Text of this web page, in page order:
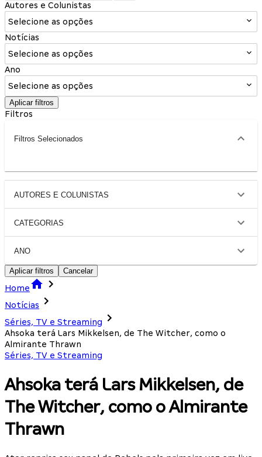
Autores e Colunistas
Selecione as opções
Notícias
Selecione as opções
Ano
Selecione as opções
Aplicar filtros
Filtros
Filtros Selecionados
AUTORES E COLUNISTAS
CATEGORIAS
ANO
Aplicar filtros Cancelar
Home
Notícias
Séries, TV e Streaming
Ahsoka terá Lars Mikkelsen, de The Witcher, como o
Almirante Thrawn
Séries, TV e Streaming
Ahsoka terá Lars Mikkelsen, de
The Witcher, como o Almirante
Thrawn